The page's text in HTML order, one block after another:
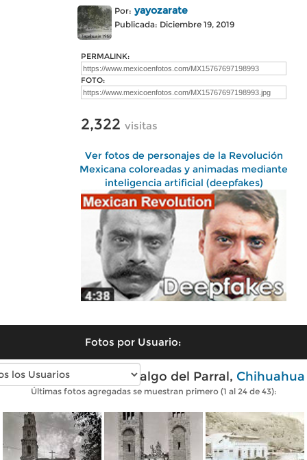
Por: yayozarate
Publicada: Diciembre 19, 2019
PERMALINK:
FOTO:
2,322 visitas
Ver fotos de personajes de la Revolución
Mexicana coloreadas y animadas mediante
inteligencia artificial (deepfakes)
Fotos por Usuario:
Fotos antiguas de Hidalgo del Parral, Chihuahua
Últimas fotos agregadas se muestran primero (1 al 24 de 43):